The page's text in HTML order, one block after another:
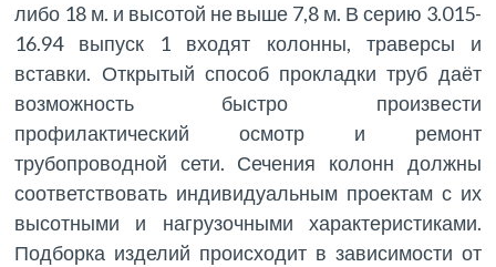
либо 18 м. и высотой не выше 7,8 м. В серию 3.015-
16.94 выпуск 1 входят колонны, траверсы и
вставки. Открытый способ прокладки труб даёт
возможность быстро произвести
профилактический осмотр и ремонт
трубопроводной сети. Сечения колонн должны
соответствовать индивидуальным проектам с их
высотными и нагрузочными характеристиками.
Подборка изделий происходит в зависимости от